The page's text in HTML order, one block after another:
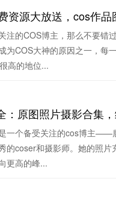
资源大放送，cos作品
注的COS博主，那么不要错
为COS大神的原因之一，每
高的地位...
：原图照片摄影合集
一个备受关注的cos博主——
的coser和摄影师。她的照
更高的峰...